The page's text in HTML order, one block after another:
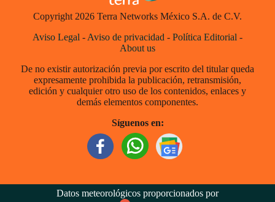
Copyright 2026 Terra Networks México S.A. de C.V.
Aviso Legal - Aviso de privacidad - Política Editorial -
About us
De no existir autorización previa por escrito del titular queda
expresamente prohibida la publicación, retransmisión,
edición y cualquier otro uso de los contenidos, enlaces y
demás elementos componentes.
Síguenos en:
Datos meteorológicos proporcionados por